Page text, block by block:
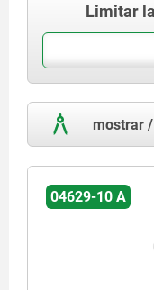
Limitar
mostrar
04629-10 A